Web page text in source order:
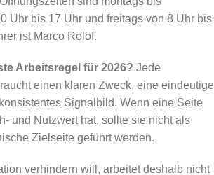
Uhr bis 17 Uhr und freitags von 8 Uhr bis
ist Marco Rolof.
Arbeitsregel für 2026? Jede
einen klaren Zweck, eine eindeutige
Signalbild. Wenn eine Seite
und Nutzwert hat, sollte sie nicht als
Zielseite geführt werden.
verhindern will, arbeitet deshalb nicht